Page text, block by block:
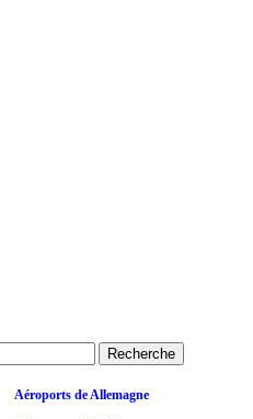
Aéroports de Allemagne